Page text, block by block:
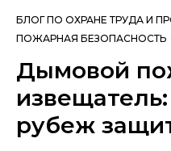
БЛОГ ПО ОХРАНЕ ТРУДА И
ПОЖАРНАЯ БЕЗОПАСНОСТЬ
Дымовой
рубеж